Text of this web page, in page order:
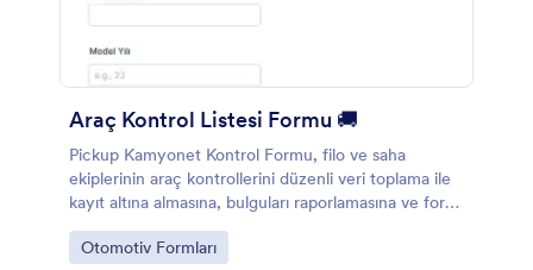
Araç Kontrol Listesi Formu 🚚
Pickup Kamyonet Kontrol Formu, filo ve saha
ekiplerinin araç kontrollerini düzenli veri toplama ile
kayıt altına almasına, bulguları raporlamasına ve form
yanıtlarını tek yerde takip etmesine yardımcı olur.
Go to Category:
Otomotiv Formları